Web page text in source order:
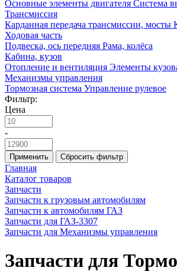
Основные элементы двигателя Система
Трансмиссия
Карданная передача трансмиссии, мосты
Ходовая часть
Подвеска, ось передняя Рама, колёса
Кабина, кузов
Отопление и вентиляция Элементы
Механизмы управления
Тормозная система Управление рулевое
Фильтр:
Цена
-
Применить Сбросить фильтр
Главная
Каталог товаров
Запчасти
Запчасти к грузовым автомобилям
Запчасти к автомобилям ГАЗ
Запчасти для ГАЗ-3307
Запчасти для Механизмы управления
Запчасти для